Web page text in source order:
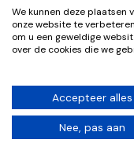
Deze website is
GooglePrivacy
We kunnen deze plaatsen
onze website te
om u een geweldige
over de cookies die we
Accepteer alles
Nee, pas aan